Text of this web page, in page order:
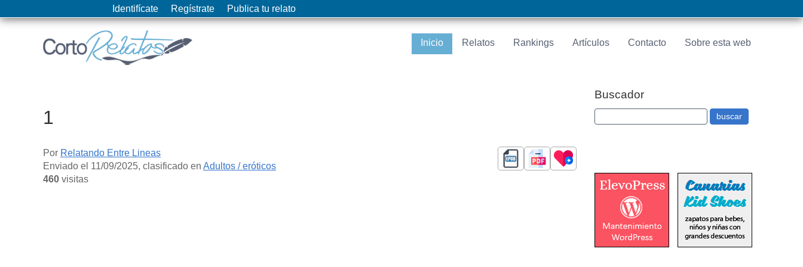
Identifícate Regístrate Publica tu relato
Inicio Relatos Rankings Artículos Contacto Sobre esta web
1
Por Relatando Entre Lineas
Enviado el 11/09/2025, clasificado en Adultos / eróticos
460 visitas
Buscador